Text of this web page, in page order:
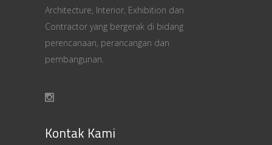
Architecture, Interior, Exhibition dan
Contractor yang bergerak di bidang
perencanaan, perancangan dan
pembangunan.
Kontak Kami